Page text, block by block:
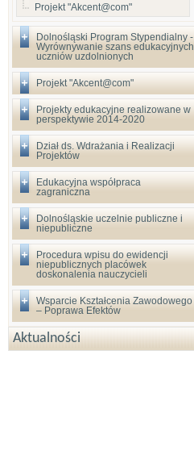
Projekt "Akcent@com"
Dolnośląski Program Stypendialny -
Wyrównywanie szans edukacyjnych
uczniów uzdolnionych
Projekt "Akcent@com"
Projekty edukacyjne realizowane w
perspektywie 2014-2020
Dział ds. Wdrażania i Realizacji
Projektów
Edukacyjna współpraca
zagraniczna
Dolnośląskie uczelnie publiczne i
niepubliczne
Procedura wpisu do ewidencji
niepublicznych placówek
doskonalenia nauczycieli
Wsparcie Kształcenia Zawodowego
– Poprawa Efektów
Aktualności